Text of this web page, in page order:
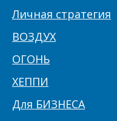
Личная стратегия
ВОЗДУХ
ОГОНЬ
ХЕППИ
Для БИЗНЕСА